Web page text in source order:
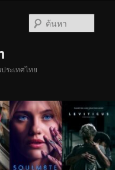
ระเทศไทย